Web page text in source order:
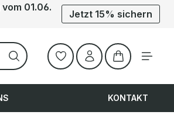
01.06.
Jetzt 15% sichern
Warenkorb
KONTAKT